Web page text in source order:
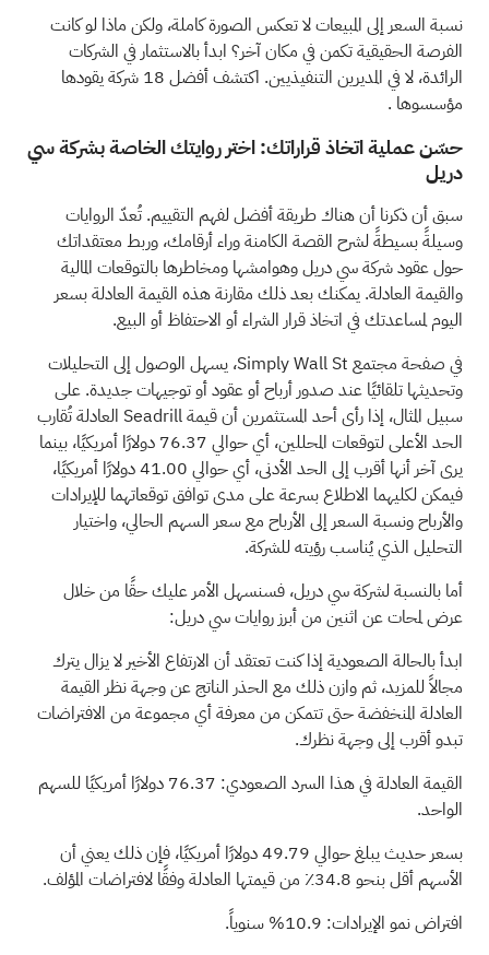
نسبة السعر إلى المبيعات لا تعكس الصورة كاملة، ولكن ماذا لو كانت
الفرصة الحقيقية تكمن في مكان آخر؟ ابدأ بالاستثمار في الشركات
الرائدة، لا في المديرين التنفيذيين. اكتشف أفضل 18 شركة يقودها
مؤسسوها .
حسّن عملية اتخاذ قراراتك: اختر روايتك الخاصة بشركة سي
دريل
سبق أن ذكرنا أن هناك طريقة أفضل لفهم التقييم. تُعدّ الروايات
وسيلةً بسيطةً لشرح القصة الكامنة وراء أرقامك، وربط معتقداتك
حول عقود شركة سي دريل وهوامشها ومخاطرها بالتوقعات المالية
والقيمة العادلة. يمكنك بعد ذلك مقارنة هذه القيمة العادلة بسعر
اليوم لمساعدتك في اتخاذ قرار الشراء أو الاحتفاظ أو البيع.
في صفحة مجتمع Simply Wall St، يسهل الوصول إلى التحليلات
وتحديثها تلقائيًا عند صدور أرباح أو عقود أو توجيهات جديدة. على
سبيل المثال، إذا رأى أحد المستثمرين أن قيمة Seadrill العادلة تُقارب
الحد الأعلى لتوقعات المحللين، أي حوالي 76.37 دولارًا أمريكيًا، بينما
يرى آخر أنها أقرب إلى الحد الأدنى، أي حوالي 41.00 دولارًا أمريكيًا،
فيمكن لكليهما الاطلاع بسرعة على مدى توافق توقعاتهما للإيرادات
والأرباح ونسبة السعر إلى الأرباح مع سعر السهم الحالي، واختيار
التحليل الذي يُناسب رؤيته للشركة.
أما بالنسبة لشركة سي دريل، فسنسهل الأمر عليك حقًا من خلال
عرض لمحات عن اثنين من أبرز روايات سي دريل:
ابدأ بالحالة الصعودية إذا كنت تعتقد أن الارتفاع الأخير لا يزال يترك
مجالاً للمزيد، ثم وازن ذلك مع الحذر الناتج عن وجهة نظر القيمة
العادلة المنخفضة حتى تتمكن من معرفة أي مجموعة من الافتراضات
تبدو أقرب إلى وجهة نظرك.
القيمة العادلة في هذا السرد الصعودي: 76.37 دولارًا أمريكيًا للسهم
الواحد.
بسعر حديث يبلغ حوالي 49.79 دولارًا أمريكيًا، فإن ذلك يعني أن
الأسهم أقل بنحو 34.8٪ من قيمتها العادلة وفقًا لافتراضات المؤلف.
افتراض نمو الإيرادات: 10.9% سنوياً.